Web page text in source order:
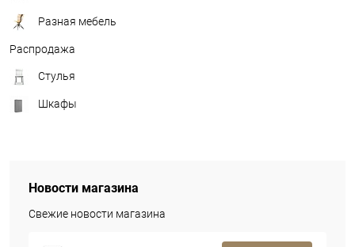
Разная мебель
Распродажа
Стулья
Шкафы
Новости магазина
Свежие новости магазина